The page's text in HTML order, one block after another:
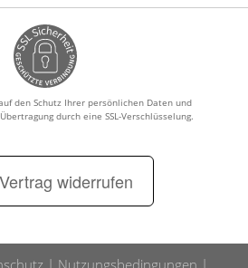
den Schutz Ihrer persönlichen Daten und
durch eine SSL-Verschlüsselung.
Vertrag widerrufen